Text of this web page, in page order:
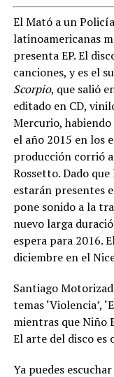
El Mató a un
latinoamericanas
presenta EP. El
canciones, y es el
Scorpio, que salió
editado en CD,
Mercurio,
el año 2015 en los
producción corrió
Rossetto. Dado
estarán presentes
pone sonido a la
nuevo larga
espera para 2016.
diciembre en el
Santiago
temas ‘Violencia’,
mientras que Niño
El arte del disco es
Ya puedes